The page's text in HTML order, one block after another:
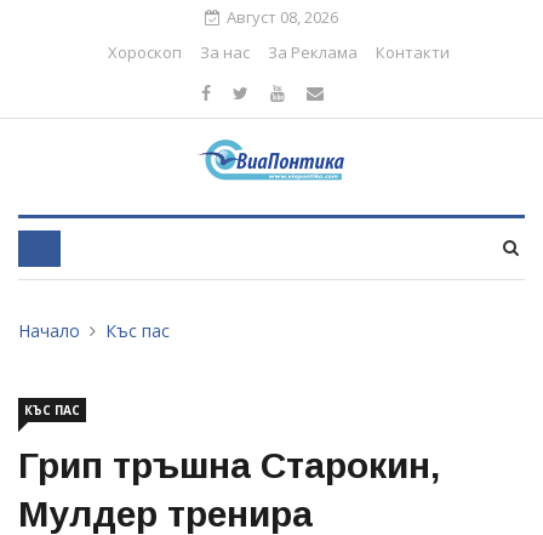
Август 08, 2026
Хороскоп
За нас За Реклама Контакти
Начало Къс пас
КЪС ПАС
Грип тръшна Старокин,
Мулдер тренира